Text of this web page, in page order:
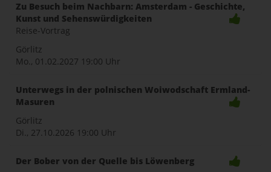
Zu Besuch beim Nachbarn: Amsterdam - Geschichte,
Kunst und Sehenswürdigkeiten
Reise-Vortrag
Görlitz
Mo., 01.02.2027 19:00 Uhr
Unterwegs in der polnischen Woiwodschaft Ermland-
Masuren
Görlitz
Di., 27.10.2026 19:00 Uhr
Der Bober von der Quelle bis Löwenberg